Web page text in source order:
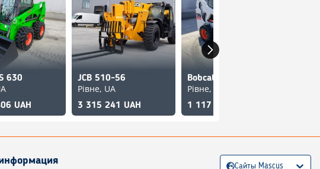
630
UAH
JCB 510-56
Рівне, UA
3 315 241 UAH
Bobcat S 185
Рівне, UA
1 117 043 UAH
Сайты Mascus